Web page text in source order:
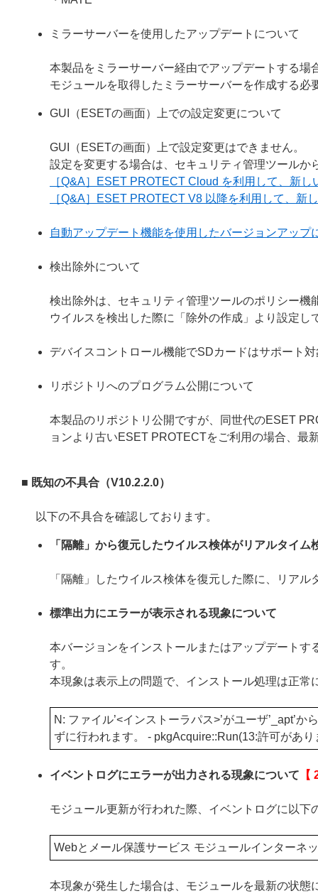
ミラーサーバーを使用したアップデートについて
本製品をミラーサーバー経由でアップデートする
モジュールを取得したミラーサーバーを作成する必
GUI（ESETの画面）上での設定変更について
GUI（ESETの画面）上で設定変更はできません。
設定を変更する場合は、セキュリティ管理ツールか
［Q&A］ESET PROTECT Cloud を利用して、新
［Q&A］ESET PROTECT V8 以降を利用して、新
自動アップデート機能を使用したバージョンアップ
検出除外について
検出除外は、セキュリティ管理ツールのポリシー機
ウイルスを検出した際に「除外の作成」より設定し
デバイスコントロール機能でSDカードはサポート
リポジトリへのプログラム公開について
本製品のリポジトリ公開ですが、同世代のESET
ョンより古いESET PROTECTをご利用の場合、最
■ 既知の不具合（V10.2.2.0）
以下の不具合を確認しております。
「隔離」から復元したウイルス検体がリアルタイ
「隔離」したウイルス検体を復元した際に、リア
標準出力にエラーが表示される現象について
本バージョンをインストールまたはアップデート
す。
本現象は表示上の問題で、インストール処理は正
N: ファイル’<インストーラパス>’がユーザ’_apt’
ずに行われます。 - pkgAcquire::Run(13:許可があり
イベントログにエラーが出力される現象について
モジュール更新が行われた際、イベントログに以
Webとメール保護サービス モジュールインターネ
本現象が発生した場合は、モジュールを最新の状